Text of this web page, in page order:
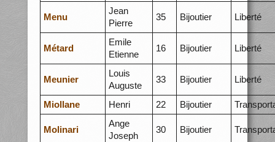
Menu
Jean
Pierre
35 Bijoutier Liberté
Métard
Emile
Etienne
16 Bijoutier Liberté
Meunier
Louis
Auguste
33 Bijoutier Liberté
Miollane Henri 22 Bijoutier
Molinari
Ange
Joseph
30 Bijoutier